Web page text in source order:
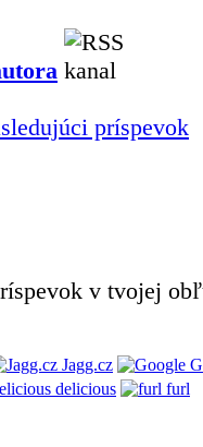
príspevok
v tvojej
Jagg.cz
delicious furl